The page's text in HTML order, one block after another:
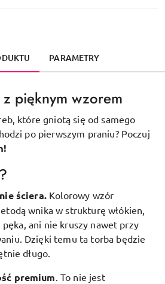
PARAMETRY
pięknym wzorem
które gniotą się od samego
po pierwszym praniu? Poczuj
ściera. Kolorowy wzór
wnika w strukturę włókien,
ani nie kruszy nawet przy
Dzięki temu ta torba będzie
długo.
premium To nie jest